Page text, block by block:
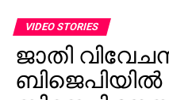
സ്വര്‍ണ വില താഴോട്ട്:
സൗജന്യ കോള്‍
ബി.എസ്.എന്‍.എല്‍
ജാതി
ബിജെപിയില്‍
ബിജെപി